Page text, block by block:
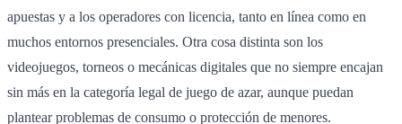
apuestas y a los operadores con licencia, tanto en línea como en
muchos entornos presenciales. Otra cosa distinta son los
videojuegos, torneos o mecánicas digitales que no siempre encajan
sin más en la categoría legal de juego de azar, aunque puedan
plantear problemas de consumo o protección de menores.